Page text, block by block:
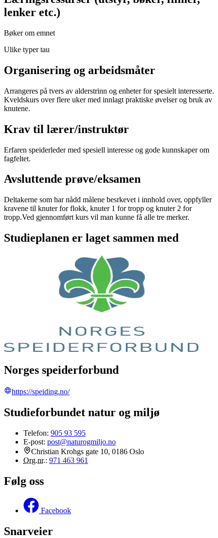
lenker etc.)
Bøker om emnet
Ulike typer tau
Organisering og arbeidsmåter
Arrangeres på tvers av alderstrinn og enheter for spesielt interesserte.
Kveldskurs over flere uker med innlagt praktiske øvelser og bruk av
knutene.
Krav til lærer/instruktør
Erfaren speiderleder med spesiell interesse og gode kunnskaper om
fagfeltet.
Avsluttende prøve/eksamen
Deltakerne som har nådd målene besrkevet i innhold over, oppfyller
kravene til knuter for flokk, knuter 1 for tropp og knuter 2 for
tropp.Ved gjennomført kurs vil man kunne få alle tre merker.
Studieplanen er laget sammen med
Norges speiderforbund
https://speiding.no/
Studieforbundet natur og miljø
Telefon: 905 93 595
E-post: post@naturogmiljo.no
Christian Krohgs gate 10, 0186 Oslo
Org.nr.: 971 463 961
Følg oss
Facebook
Snarveier